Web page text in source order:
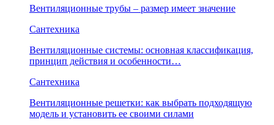
Вентиляционные трубы – размер имеет значение
Сантехника
Вентиляционные системы: основная классификация,
принцип действия и особенности…
Сантехника
Вентиляционные решетки: как выбрать подходящую
модель и установить ее своими силами